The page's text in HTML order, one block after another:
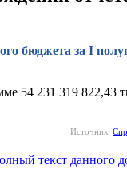
бюджета за I
54 231 319 822,43
Источник: